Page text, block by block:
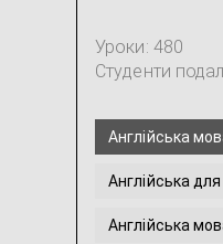
Уроки: 480
Студенти
Англійська
Англійська для
Англійська